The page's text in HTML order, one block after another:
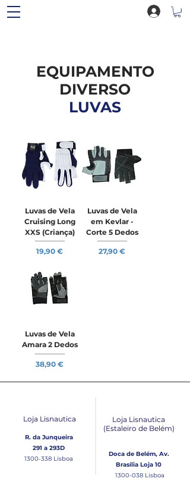
EQUIPAMENTO
DIVERSO
LUVAS
Luvas de Vela
Cruising Long
XXS (Criança)
Preço
19,90 €
Luvas de Vela
em Kevlar -
Corte 5 Dedos
Preço
27,90 €
Luvas de Vela
Amara 2 Dedos
Preço
38,90 €
Loja Lisnautica
R. da Junqueira
291 a 293D
1300-338 Lisboa
Loja Lisnautica
(Estaleiro de Belém​)
Doca de Belém, Av.
Brasília Loja 10
1300-038Lisboa